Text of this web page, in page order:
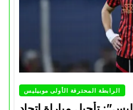
الرابطة المحترفة الأولى موبيليس